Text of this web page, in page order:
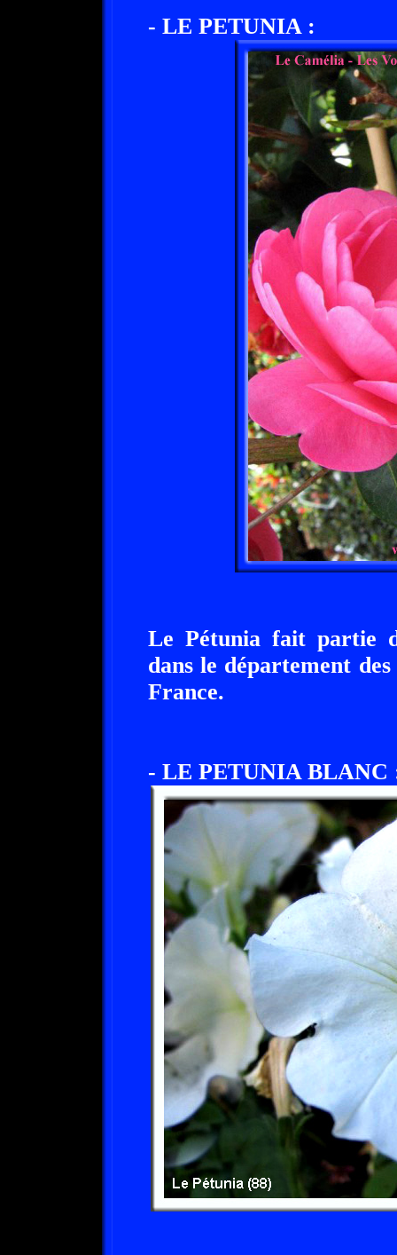
- LE PETUNIA :
Le Pétunia fait partie
dans le département
France.
- LE PETUNIA BLANC